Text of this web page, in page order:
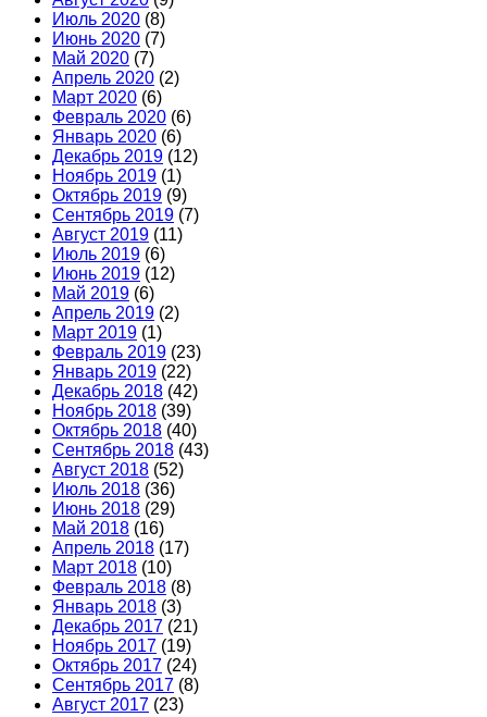
Июль 2020 (8)
Июнь 2020 (7)
Май 2020 (7)
Апрель 2020 (2)
Март 2020 (6)
Февраль 2020 (6)
Январь 2020 (6)
Декабрь 2019 (12)
Ноябрь 2019 (1)
Октябрь 2019 (9)
Сентябрь 2019 (7)
Август 2019 (11)
Июль 2019 (6)
Июнь 2019 (12)
Май 2019 (6)
Апрель 2019 (2)
Март 2019 (1)
Февраль 2019 (23)
Январь 2019 (22)
Декабрь 2018 (42)
Ноябрь 2018 (39)
Октябрь 2018 (40)
Сентябрь 2018 (43)
Август 2018 (52)
Июль 2018 (36)
Июнь 2018 (29)
Май 2018 (16)
Апрель 2018 (17)
Март 2018 (10)
Февраль 2018 (8)
Январь 2018 (3)
Декабрь 2017 (21)
Ноябрь 2017 (19)
Октябрь 2017 (24)
Сентябрь 2017 (8)
Август 2017 (23)